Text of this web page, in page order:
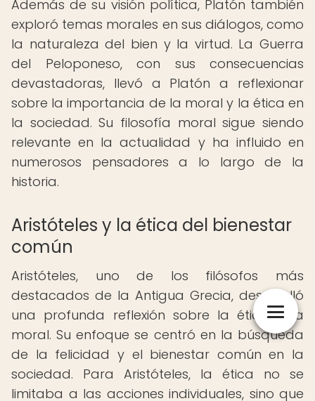
Además de su visión política, Platón también
exploró temas morales en sus diálogos, como
la naturaleza del bien y la virtud. La Guerra
del Peloponeso, con sus consecuencias
devastadoras, llevó a Platón a reflexionar
sobre la importancia de la moral y la ética en
la sociedad. Su filosofía moral sigue siendo
relevante en la actualidad y ha influido en
numerosos pensadores a lo largo de la
historia.
Aristóteles y la ética del bienestar
común
Aristóteles, uno de los filósofos más
destacados de la Antigua Grecia, desarrolló
una profunda reflexión sobre la ética y la
moral. Su enfoque se centró en la búsqueda
de la felicidad y el bienestar común en la
sociedad. Para Aristóteles, la ética no se
limitaba a las acciones individuales, sino que